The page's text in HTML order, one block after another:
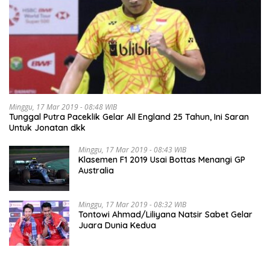
Minggu, 17 Mar 2019 - 08:48 WIB
Tunggal Putra Paceklik Gelar All England 25 Tahun, Ini Saran
Untuk Jonatan dkk
Minggu, 17 Mar 2019 - 08:43 WIB
Klasemen F1 2019 Usai Bottas Menangi GP
Australia
Minggu, 17 Mar 2019 - 08:32 WIB
Tontowi Ahmad/Liliyana Natsir Sabet Gelar
Juara Dunia Kedua